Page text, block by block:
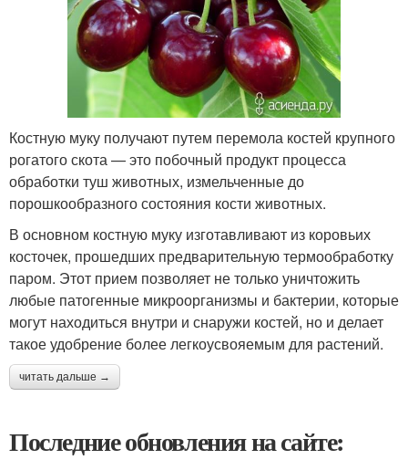
Костную муку получают путем перемола костей крупного
рогатого скота — это побочный продукт процесса
обработки туш животных, измельченные до
порошкообразного состояния кости животных.
В основном костную муку изготавливают из коровьих
косточек, прошедших предварительную термообработку
паром. Этот прием позволяет не только уничтожить
любые патогенные микроорганизмы и бактерии, которые
могут находиться внутри и снаружи костей, но и делает
такое удобрение более легкоусвояемым для растений.
читать дальше →
Последние обновления на сайте: